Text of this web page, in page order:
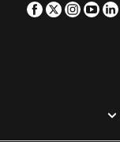
Facebook
Twitter